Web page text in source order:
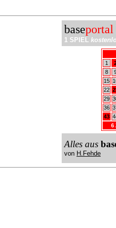
baseportal
1 SPIEL
1
8
15
22
29
36
43
6
Alles aus
von H.Fehde